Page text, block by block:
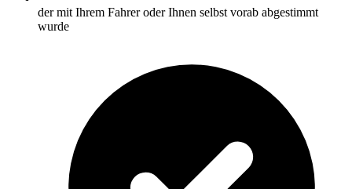
der mit Ihrem Fahrer oder Ihnen selbst vorab abgestimmt
wurde